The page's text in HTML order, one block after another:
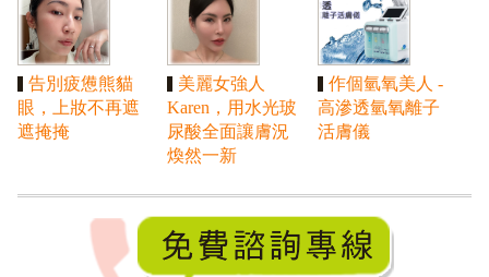
告別疲憊熊貓
眼，上妝不再遮
遮掩掩
美麗女強人
Karen，用水光玻
尿酸全面讓膚況
煥然一新
作個氫氧美人 -
高滲透氫氧離子
活膚儀